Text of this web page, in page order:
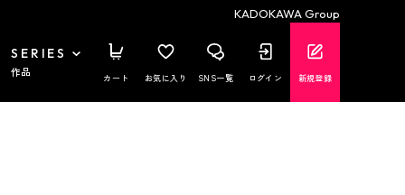
KADOKAWA Group
SERIES
作品 カート お気に入り SNS一覧 ログイン 新規登録